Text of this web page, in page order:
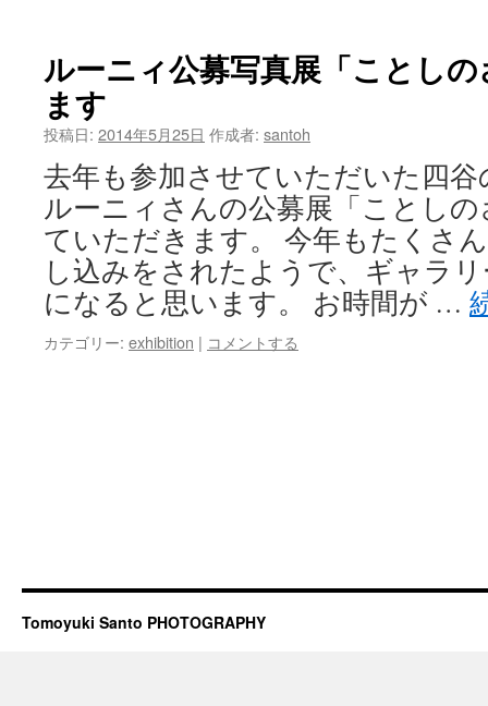
ルーニィ公募写真展「ことし
ます
投稿日: 2014年5月25日 作成者: santoh
去年も参加させていただいた四
ルーニィさんの公募展「ことし
ていただきます。 今年もたくさ
し込みをされたようで、ギャラ
になると思います。 お時間が …
カテゴリー: exhibition | コメントする
Tomoyuki Santo PHOTOGRAPHY